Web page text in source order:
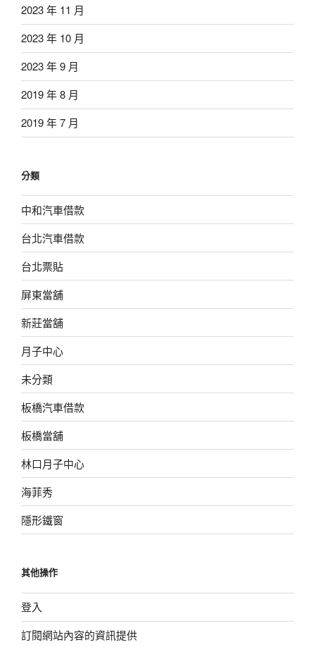
2023 年 11 月
2023 年 10 月
2023 年 9 月
2019 年 8 月
2019 年 7 月
分類
中和汽車借款
台北汽車借款
台北票貼
屏東當舖
新莊當舖
月子中心
未分類
板橋汽車借款
板橋當舖
林口月子中心
海菲秀
隱形鐵窗
其他操作
登入
訂閱網站內容的資訊提供